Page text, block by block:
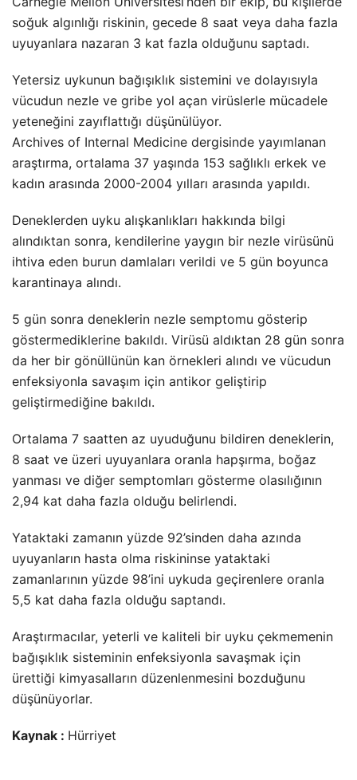
soğuk algınlığı riskinin, gecede 8 saat veya daha fazla
uyuyanlara nazaran 3 kat fazla olduğunu saptadı.
Yetersiz uykunun bağışıklık sistemini ve dolayısıyla
vücudun nezle ve gribe yol açan virüslerle mücadele
yeteneğini zayıflattığı düşünülüyor.
Archives of Internal Medicine dergisinde yayımlanan
araştırma, ortalama 37 yaşında 153 sağlıklı erkek ve
kadın arasında 2000-2004 yılları arasında yapıldı.
Deneklerden uyku alışkanlıkları hakkında bilgi
alındıktan sonra, kendilerine yaygın bir nezle virüsünü
ihtiva eden burun damlaları verildi ve 5 gün boyunca
karantinaya alındı.
5 gün sonra deneklerin nezle semptomu gösterip
göstermediklerine bakıldı. Virüsü aldıktan 28 gün sonra
da her bir gönüllünün kan örnekleri alındı ve vücudun
enfeksiyonla savaşım için antikor geliştirip
geliştirmediğine bakıldı.
Ortalama 7 saatten az uyuduğunu bildiren deneklerin,
8 saat ve üzeri uyuyanlara oranla hapşırma, boğaz
yanması ve diğer semptomları gösterme olasılığının
2,94 kat daha fazla olduğu belirlendi.
Yataktaki zamanın yüzde 92’sinden daha azında
uyuyanların hasta olma riskininse yataktaki
zamanlarının yüzde 98’ini uykuda geçirenlere oranla
5,5 kat daha fazla olduğu saptandı.
Araştırmacılar, yeterli ve kaliteli bir uyku çekmemenin
bağışıklık sisteminin enfeksiyonla savaşmak için
ürettiği kimyasalların düzenlenmesini bozduğunu
düşünüyorlar.
Kaynak : Hürriyet